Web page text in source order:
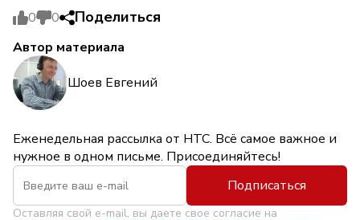
0 0 Поделиться
Автор материала
Шоев Евгений
Еженедельная рассылка от НТС. Всё самое важное и
нужное в одном письме. Присоединяйтесь!
Подписаться
Оставляя свой e-mail, вы даете свое согласие на